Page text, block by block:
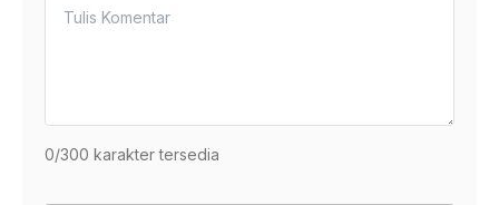
0/300 karakter tersedia